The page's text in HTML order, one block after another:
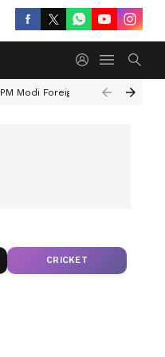
PM Modi Foreign Travel Expenditure
CRICKET